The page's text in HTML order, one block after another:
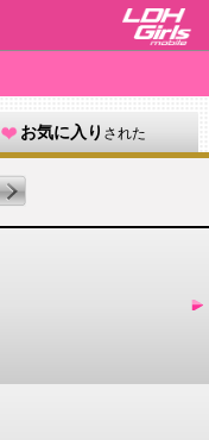
お気に入り された